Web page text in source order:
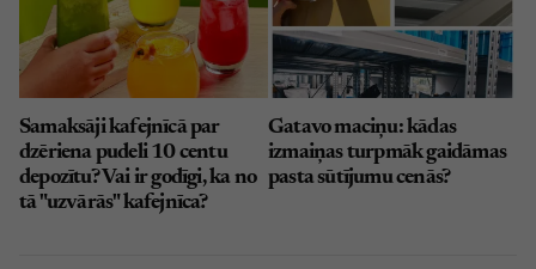
Samaksāji kafejnīcā par
dzēriena pudeli 10 centu
depozītu? Vai ir godīgi, ka no
tā "uzvārās" kafejnīca?
Gatavo maciņu: kādas
izmaiņas turpmāk gaidāmas
pasta sūtījumu cenās?